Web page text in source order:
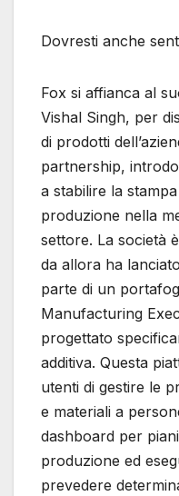
Dovresti anche
Fox si affianca al
Vishal Singh, per
di prodotti
partnership,
a stabilire la
produzione nella
settore. La società
da allora ha
parte di un
Manufacturing
progettato
additiva. Questa
utenti di gestire le
e materiali a
dashboard per
produzione ed
prevedere